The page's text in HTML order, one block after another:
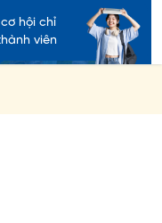
hội chỉ
viên